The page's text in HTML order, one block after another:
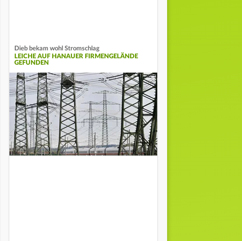
Dieb bekam wohl Stromschlag
LEICHE AUF HANAUER FIRMENGELÄNDE
GEFUNDEN